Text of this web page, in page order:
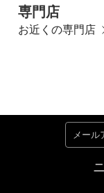
専門店
お近くの専門店